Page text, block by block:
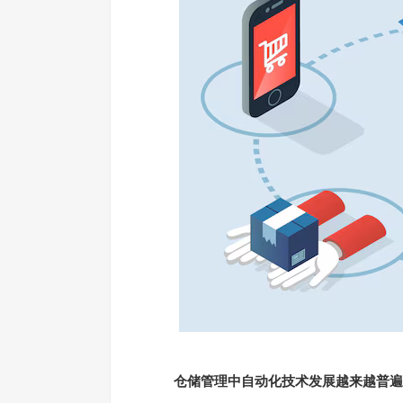
仓储管理中自动化技术发展越来越普